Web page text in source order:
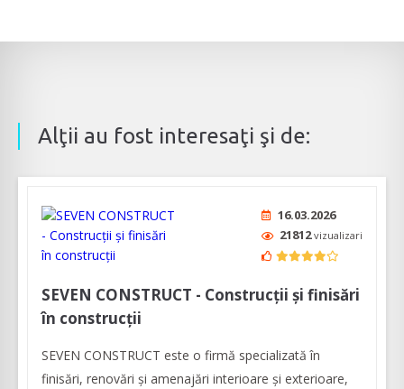
Alţii au fost interesaţi şi de:
16.03.2026
21812vizualizari
SEVEN CONSTRUCT - Construcții și finisări
în construcții
SEVEN CONSTRUCT este o firmă specializată în
finisări, renovări și amenajări interioare și exterioare,